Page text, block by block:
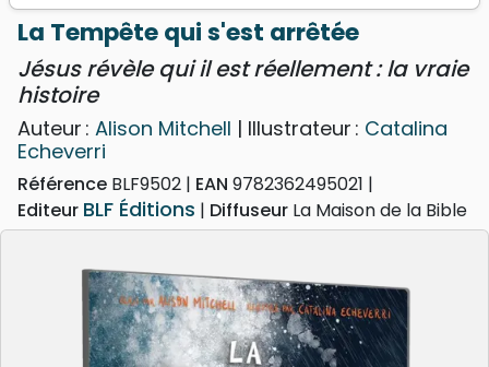
La Tempête qui s'est arrêtée
Jésus révèle qui il est réellement : la vraie
histoire
Auteur : Alison Mitchell | Illustrateur : Catalina
Echeverri
Référence BLF9502 EAN 9782362495021
Editeur BLF Éditions Diffuseur La Maison de la Bible